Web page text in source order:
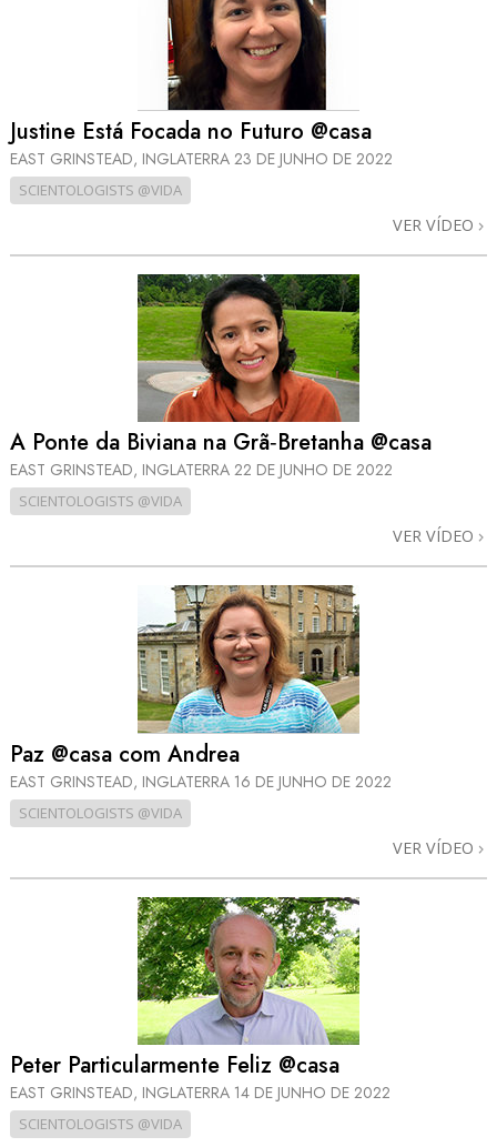
Justine Está Focada no Futuro @casa
EAST GRINSTEAD, INGLATERRA 23 DE JUNHO DE 2022
SCIENTOLOGISTS @VIDA
VER VÍDEO
A Ponte da Biviana na Grã‑Bretanha @casa
EAST GRINSTEAD, INGLATERRA 22 DE JUNHO DE 2022
SCIENTOLOGISTS @VIDA
VER VÍDEO
Paz @casa com Andrea
EAST GRINSTEAD, INGLATERRA 16 DE JUNHO DE 2022
SCIENTOLOGISTS @VIDA
VER VÍDEO
Peter Particularmente Feliz @casa
EAST GRINSTEAD, INGLATERRA 14 DE JUNHO DE 2022
SCIENTOLOGISTS @VIDA